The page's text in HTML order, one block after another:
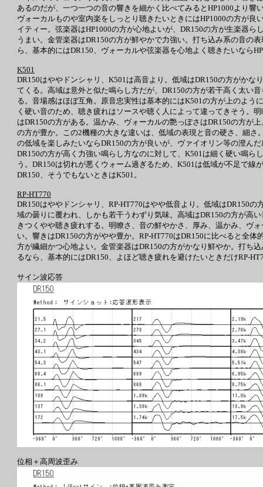
あるのだが、一つ一つの音の響きを細かく比べてみるとHP1000より
ヴォーカルものや室内楽をしっとり聴きたいときにはHP1000の方が
イティー。弦楽器はHP1000の方が心地よいが、DR150の方が生楽器
うまい。金管楽器はDR150の方が鮮やかで力強い。打ち込み系の音の
ら、基本的にはDR150、ヴォーカルや弦楽器を心地よく聴きたいなら
K501
DR150はややドンシャリ、K501は高音より。低域はDR150の方がか
てくる。高域は意外と似た鳴らし方だが、DR150の方が若干高く太い
る。音場感はほぼ互角。原音忠実性は基本的にはK501の方が上のよ
く硬い音のため、聴き疲れはソースや聴く人によって違ってきそう。
はDR150の方がある。温かみ、ヴォーカルの艶っぽさはDR150の方が
の方が豊か。この2機種の大きな違いは、低域の表現と音の硬さ、細
の低域を楽しみたいならDR150の方が良いが、ヴァイオリン等の澄ん
DR150の方が高く力強い鳴らし方なのに対して、K501は細く硬い鳴
う。DR150は切れが悪くウォーム過ぎるため、K501は低域が不足で
DR150、そうでもないときはK501。
RP-HT770
DR150はややドンシャリ、RP-HT770はやや低音より。低域はDR150
域の曇りに覆われ、しかも若干うわずり気味。高域はDR150の方が高
きつくやや聴き疲れする。明瞭さ、音の鮮やかさ、厚み、温かみ、ヴ
い。響きはDR150の方がやや豊か。RP-HT770はDR150に比べると全
方が繊細かつ心地よい。金管楽器はDR150の方がかなり鮮やか。打ち
るなら、基本的にはDR150、よほど聴き疲れを避けたいときだけRP-
サイン波応答
位相＋高周波歪み